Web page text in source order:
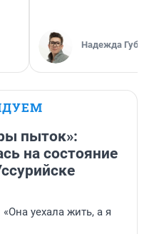
Надежда
пыток»:
на состояние
уехала жить, а я